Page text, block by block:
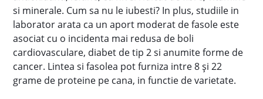
si minerale. Cum sa nu le iubesti? In plus, studiile in
laborator arata ca un aport moderat de fasole este
asociat cu o incidenta mai redusa de boli
cardiovasculare, diabet de tip 2 si anumite forme de
cancer. Lintea si fasolea pot furniza intre 8 și 22
grame de proteine pe cana, in functie de varietate.